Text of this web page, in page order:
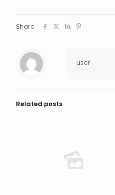
Share
user
Related posts